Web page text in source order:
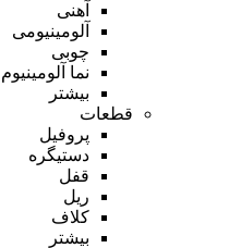
آهنی
آلومینیومی
چوبی
نما آلومینیوم
بیشتر
قطعات
پروفیل
دستیگره
قفل
ریل
کلاف
بیشتر